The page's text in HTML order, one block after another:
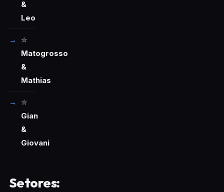
&
Leo
✮
Matogrosso
&
Mathias
✮
Gian
&
Giovani
Setores: